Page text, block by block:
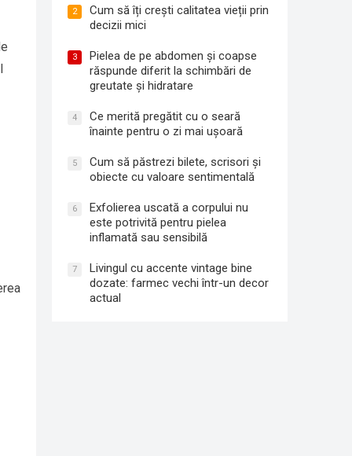
2
Cum să îți crești calitatea vieții prin
decizii mici
3
Pielea de pe abdomen și coapse
răspunde diferit la schimbări de
greutate și hidratare
4
Ce merită pregătit cu o seară
înainte pentru o zi mai ușoară
5
Cum să păstrezi bilete, scrisori și
obiecte cu valoare sentimentală
6
Exfolierea uscată a corpului nu
este potrivită pentru pielea
inflamată sau sensibilă
7
Livingul cu accente vintage bine
dozate: farmec vechi într-un decor
actual